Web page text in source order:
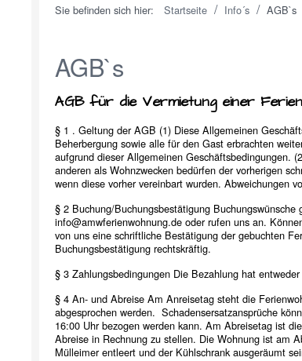
Sie befinden sich hier: Startseite / Info´s / AGB`s
AGB`s
AGB für die Vermietung einer
§ 1 . Geltung der AGB (1) Diese Allgemeinen
Beherbergung sowie alle für den Gast erbrachten
aufgrund dieser Allgemeinen Geschäftsbedingungen.
anderen als Wohnzwecken bedürfen der vorherigen
wenn diese vorher vereinbart wurden. Abweichungen
§ 2 Buchung/Buchungsbestätigung
info@amwferienwohnung.de oder rufen uns an.
von uns eine schriftliche Bestätigung der gebuchten
Buchungsbestätigung rechtskräftig.
§ 3 Zahlungsbedingungen Die Bezahlung hat
§ 4 An- und Abreise Am Anreisetag steht die
abgesprochen werden. Schadensersatzansprüche
16:00 Uhr bezogen werden kann. Am Abreisetag ist
Abreise in Rechnung zu stellen. Die Wohnung ist am
Mülleimer entleert und der Kühlschrank ausgeräumt